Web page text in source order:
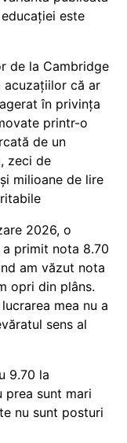
este
de la Cambridge
acuzațiilor că ar
în privința
printr-o
de un
zeci de
milioane de lire
2026, o
primit nota 8.70
am văzut nota
opri din plâns.
mea nu a
sens al
9.70 la
prea sunt mari
nu sunt posturi